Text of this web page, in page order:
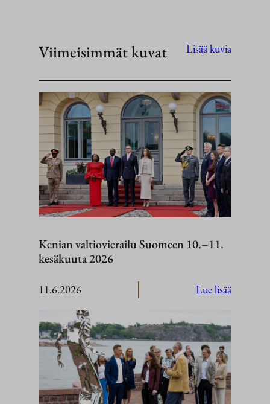
Viimeisimmät kuvat Lisää kuvia
Kenian valtiovierailu Suomeen 10.–11.
kesäkuuta 2026
11.6.2026 Lue lisää
Suomeen
11.